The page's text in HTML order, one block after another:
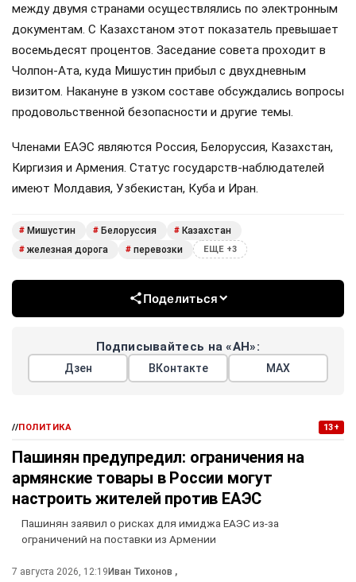
между двумя странами осуществлялись по электронным
документам. С Казахстаном этот показатель превышает
восемьдесят процентов. Заседание совета проходит в
Чолпон-Ата, куда Мишустин прибыл с двухдневным
визитом. Накануне в узком составе обсуждались вопросы
продовольственной безопасности и другие темы.
Членами ЕАЭС являются Россия, Белоруссия, Казахстан,
Киргизия и Армения. Статус государств-наблюдателей
имеют Молдавия, Узбекистан, Куба и Иран.
# Мишустин # Белоруссия # Казахстан
# железная дорога # перевозки ЕЩЕ +3
Поделиться
Подписывайтесь на «АН»:
Дзен ВКонтакте МАХ
//ПОЛИТИКА 13+
Пашинян предупредил: ограничения на
армянские товары в России могут
настроить жителей против ЕАЭС
Пашинян заявил о рисках для имиджа ЕАЭС из-за
ограничений на поставки из Армении
7 августа 2026, 12:19Иван Тихонов ,